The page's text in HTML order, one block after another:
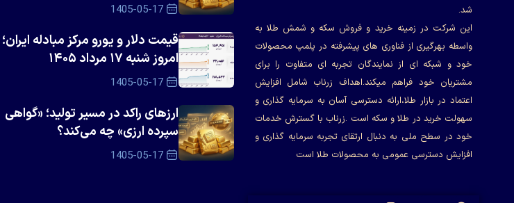
شد.
این شرکت در زمینه خرید و فروش سکه و شمش طلا به
واسطه بهرگیری از فناوری های پیشرفته در پلمپ محصولات
خود و شبکه ای از نمایندگان تجربه ای متفاوت را برای
مشتریان خود فراهم میکند.اهداف زرناب شامل افزایش
اعتماد در بازار طلا،ارائه دسترسی آسان به سرمایه گذاری و
سهولت خرید در طلا و سکه است .زرناب با گسترش خدمات
خود در سطح ملی به دنبال ارتقای تجربه سرمایه گذاری و
افزایش دسترسی عمومی به محصولات طلا است
1405-05-17
قیمت دلار و یورو مرکز مبادله ایران؛
امروز شنبه ۱۷ مرداد ۱۴۰۵
1405-05-17
ارزهای راکد در مسیر تولید؛ «گواهی
سپرده ارزی» چه می‌کند؟
1405-05-17